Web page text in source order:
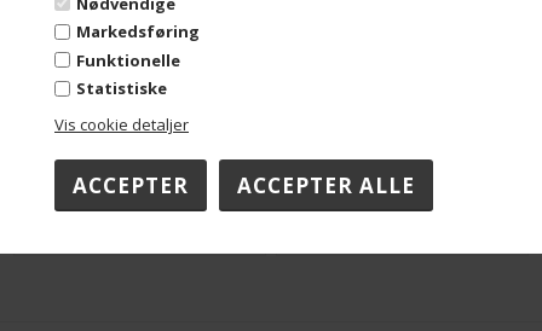
Markedsføring
Funktionelle
Statistiske
Vis cookie detaljer